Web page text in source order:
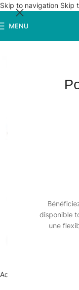
disponible
une
Skip to navigation Skip
MENU
Accueil